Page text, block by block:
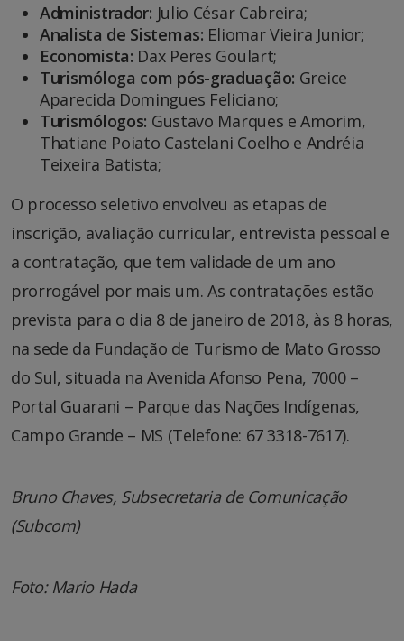
Administrador: Julio César Cabreira;
Analista de Sistemas: Eliomar Vieira Junior;
Economista: Dax Peres Goulart;
Turismóloga com pós-graduação: Greice
Aparecida Domingues Feliciano;
Turismólogos: Gustavo Marques e Amorim,
Thatiane Poiato Castelani Coelho e Andréia
Teixeira Batista;
O processo seletivo envolveu as etapas de
inscrição, avaliação curricular, entrevista pessoal e
a contratação, que tem validade de um ano
prorrogável por mais um. As contratações estão
prevista para o dia 8 de janeiro de 2018, às 8 horas,
na sede da Fundação de Turismo de Mato Grosso
do Sul, situada na Avenida Afonso Pena, 7000 –
Portal Guarani – Parque das Nações Indígenas,
Campo Grande – MS (Telefone: 67 3318-7617).
Bruno Chaves, Subsecretaria de Comunicação
(Subcom)
Foto: Mario Hada